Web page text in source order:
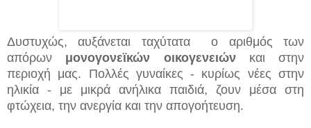
Δυστυχώς, αυξάνεται ταχύτατα ο αριθμός των
απόρων μονογονεϊκών οικογενειώνκαι στην
περιοχή μας. Πολλές γυναίκες - κυρίως νέες στην
ηλικία - με μικρά ανήλικα παιδιά, ζουν μέσα στη
φτώχεια, την ανεργία και την απογοήτευση.